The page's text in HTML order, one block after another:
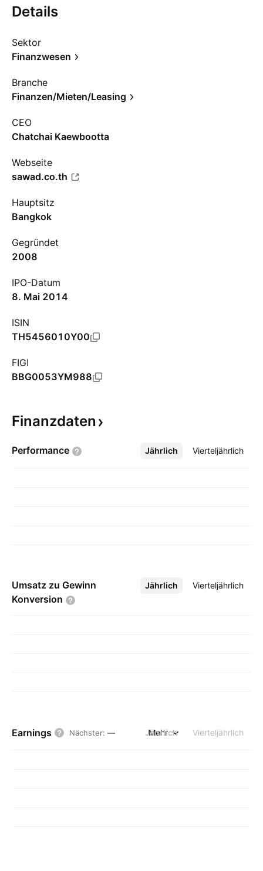
Details
Sektor
Finanzwesen
Branche
Finanzen/Mieten/Leasing
CEO
Chatchai Kaewbootta
Webseite
sawad.co.th
Hauptsitz
Bangkok
Gegründet
2008
IPO-Datum
8. Mai 2014
ISIN
TH5456010Y00
FIGI
BBG0053YM988
Finanzdaten
Performance Jährlich Vierteljährlich
Mehr
Umsatz zu Gewinn
Konversion
Jährlich Vierteljährlich
Mehr
Earnings Nächster: — Jährlich Vierteljährlich
Mehr